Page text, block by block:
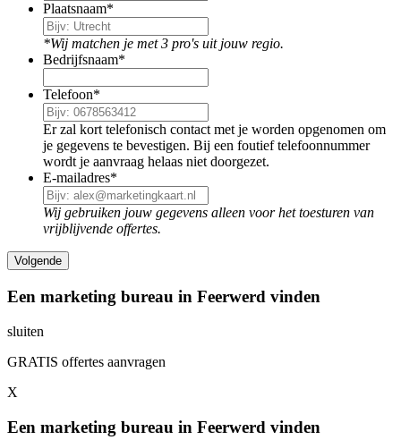
Plaatsnaam*
*Wij matchen je met 3 pro's uit jouw regio.
Bedrijfsnaam*
Telefoon*
Er zal kort telefonisch contact met je worden opgenomen om
je gegevens te bevestigen. Bij een foutief telefoonnummer
wordt je aanvraag helaas niet doorgezet.
E-mailadres*
Wij gebruiken jouw gegevens alleen voor het toesturen van
vrijblijvende offertes.
Een marketing bureau in Feerwerd vinden
sluiten
GRATIS offertes aanvragen
X
Een marketing bureau in Feerwerd vinden